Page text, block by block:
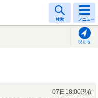
検索 メニュー
現在地
07日18:00現在